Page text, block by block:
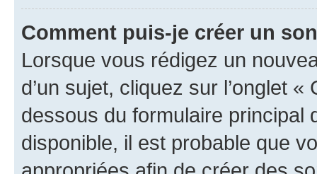
Comment puis-je créer un
Lorsque vous rédigez un
d’un sujet, cliquez sur l’onglet
dessous du formulaire principal
disponible, il est probable que